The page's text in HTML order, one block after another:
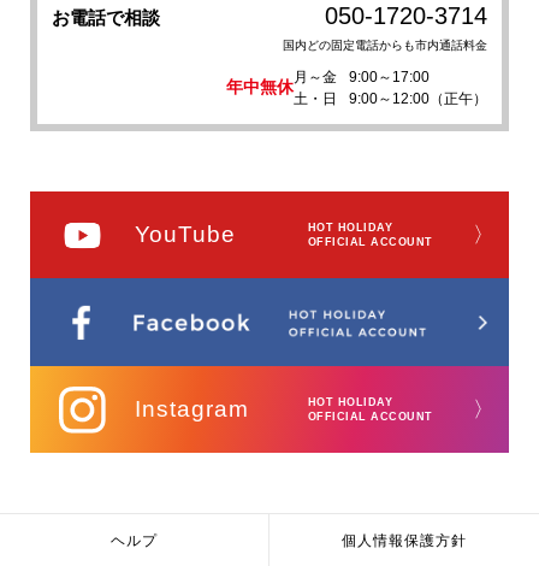
お電話で相談 050-1720-3714
国内どの固定電話からも市内通話料金
年中無休
月～金
9:00～17:00
土・日
9:00～12:00（正午）
YouTube
HOT HOLIDAY
OFFICIAL ACCOUNT
〉
Instagram
HOT HOLIDAY
OFFICIAL ACCOUNT
〉
ヘルプ 個人情報保護方針